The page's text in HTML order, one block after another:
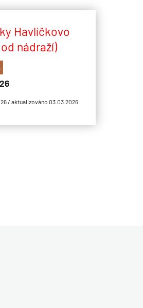
Havlíčkovo
nádraží)
/ aktualizováno 03.03.2026